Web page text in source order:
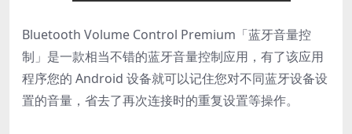
Bluetooth Volume Control Premium「蓝牙音量控
制」是一款相当不错的蓝牙音量控制应用，有了该应用
程序您的 Android 设备就可以记住您对不同蓝牙设备设
置的音量，省去了再次连接时的重复设置等操作。